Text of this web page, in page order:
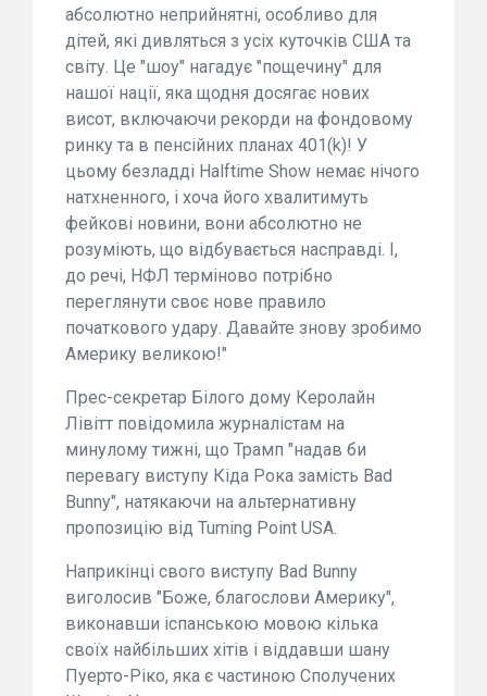
абсолютно неприйнятні, особливо для
дітей, які дивляться з усіх куточків США та
світу. Це "шоу" нагадує "пощечину" для
нашої нації, яка щодня досягає нових
висот, включаючи рекорди на фондовому
ринку та в пенсійних планах 401(k)! У
цьому безладді Halftime Show немає нічого
натхненного, і хоча його хвалитимуть
фейкові новини, вони абсолютно не
розуміють, що відбувається насправді. І,
до речі, НФЛ терміново потрібно
переглянути своє нове правило
початкового удару. Давайте знову зробимо
Америку великою!"
Прес-секретар Білого дому Керолайн
Лівітт повідомила журналістам на
минулому тижні, що Трамп "надав би
перевагу виступу Кіда Рока замість Bad
Bunny", натякаючи на альтернативну
пропозицію від Turning Point USA.
Наприкінці свого виступу Bad Bunny
виголосив "Боже, благослови Америку",
виконавши іспанською мовою кілька
своїх найбільших хітів і віддавши шану
Пуерто-Ріко, яка є частиною Сполучених